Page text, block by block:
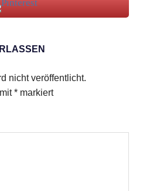
nicht veröffentlicht.
* markiert